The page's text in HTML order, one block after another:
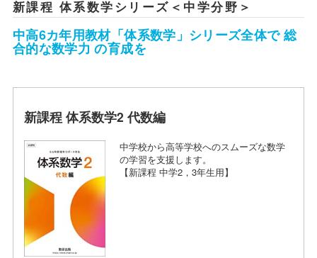
新課程 体系数学シリーズ＜中学分野＞
中高6カ年用教材「体系数学」シリーズ全体で 総
合的な数学力 の育成を
新課程 体系数学2 代数編
中学校から高等学校へのスムーズな数学
の学習を支援します。
【新課程 中学2，3年生用】